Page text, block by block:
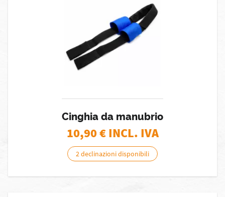
Cinghia da manubrio
10,90€ INCL. IVA
2 declinazioni disponibili